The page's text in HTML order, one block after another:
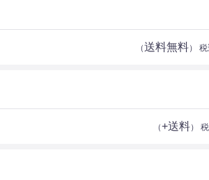
（送料無料）
（+送料）